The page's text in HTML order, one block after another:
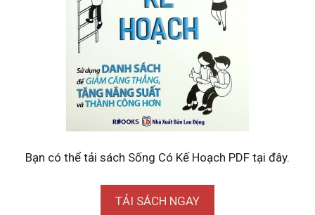
Bạn có thể tải sách Sống Có Kế Hoạch PDF tại đây.
TẢI SÁCH NGAY